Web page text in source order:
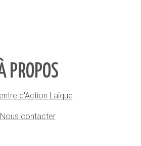
PROPOS
d'Action Laïque
Nous contacter